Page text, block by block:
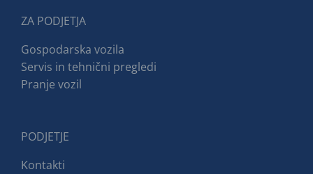
ZA PODJETJA
Gospodarska vozila
Servis in tehnični pregledi
Pranje vozil
PODJETJE
Kontakti